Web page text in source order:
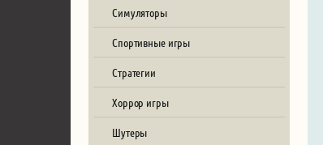
Симуляторы
Спортивные игры
Стратегии
Хоррор игры
Шутеры